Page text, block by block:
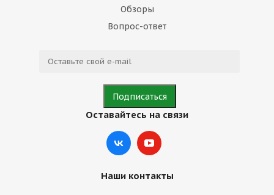
Обзоры
Вопрос-ответ
Оставайтесь на связи
Наши контакты